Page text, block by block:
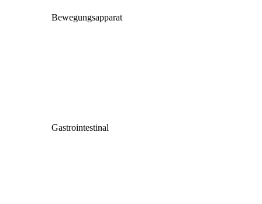
Bewegungsapparat
Gastrointestinal